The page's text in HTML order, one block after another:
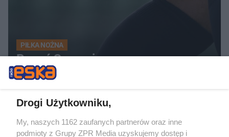
PIŁKA NOŻNA
Pogoń Szczecin wygrywa w
Ekstraklasie z Motorem. Kto
gospodarzy?
Drogi Użytkowniku,
My, naszych 1162 zaufanych partnerów oraz inne
podmioty z Grupy ZPR Media uzyskujemy dostęp i